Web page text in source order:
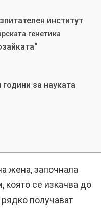
институт
генетика
за науката
жена, започнала
която се изкачва до
получават